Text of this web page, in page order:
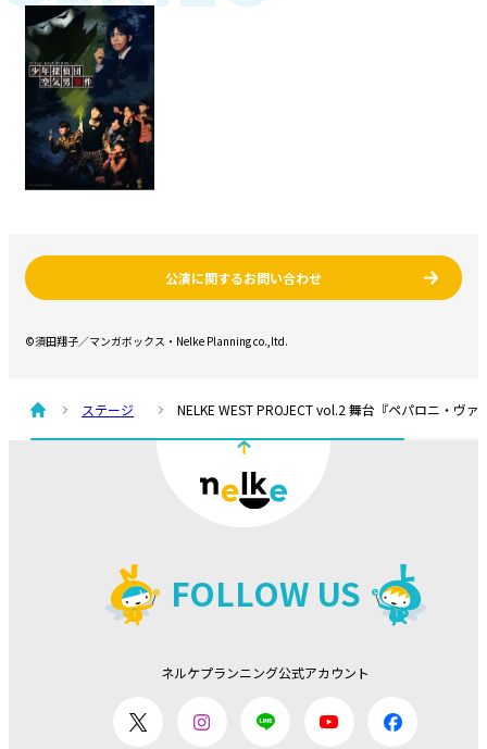
公演に関するお問い合わせ
©須田翔子／マンガボックス・Nelke Planning co.,ltd.
ステージ NELKE WEST PROJECT vol.2 舞台『ペパロニ・ヴァ
FOLLOW US
ネルケプランニング公式アカウント